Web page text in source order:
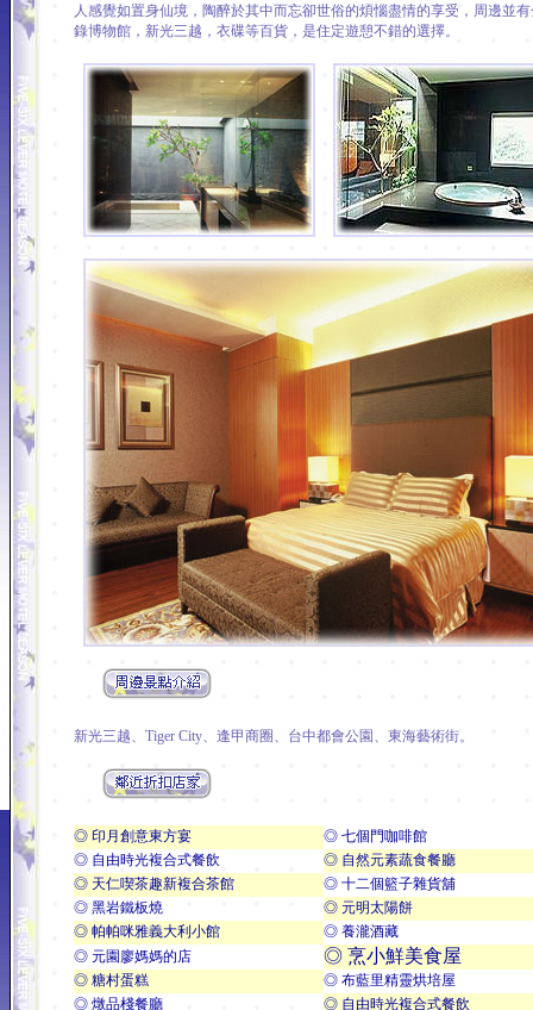
人感覺如置身仙境，陶醉於其中而忘卻世俗的煩惱盡情的享受，周邊並
錄博物館，新光三越，衣碟等百貨，是住定遊憩不錯的選擇。
新光三越、Tiger City、逢甲商圈、台中都會公園、東海藝術街。
◎ 印月創意東方宴
◎ 七個門咖啡館
◎ 自由時光複合式餐飲
◎ 自然元素蔬食餐廳
◎ 天仁喫茶趣新複合茶館
◎ 十二個籃子雜貨舖
◎ 黑岩鐵板燒
◎ 元明太陽餅
◎ 帕帕咪雅義大利小館
◎ 養瀧酒藏
◎ 元園廖媽媽的店
◎ 烹小鮮美食屋
◎ 糖村蛋糕
◎ 布藍里精靈烘培屋
◎ 燉品棧餐廳
◎ 自由時光複合式餐飲